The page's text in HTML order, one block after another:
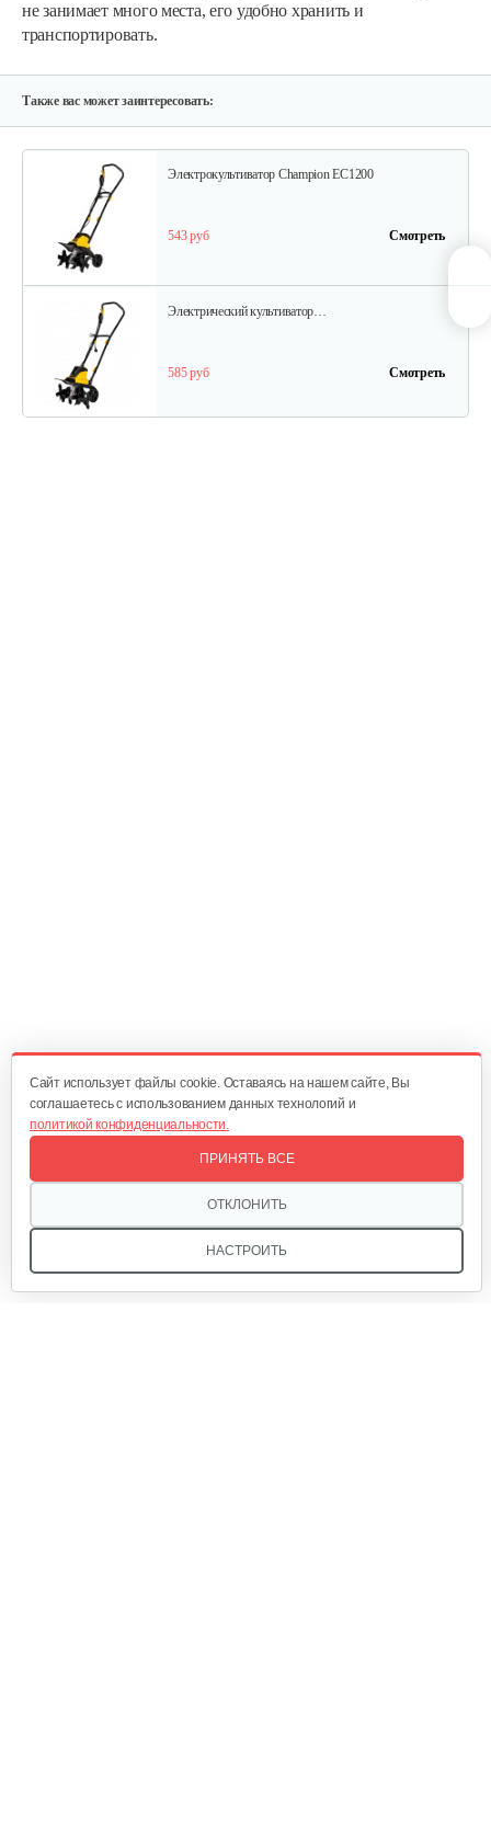
не занимает много места, его удобно хранить и
транспортировать.
Также вас может заинтересовать:
388 руб
Электрокультиватор Champion EC1200
543 руб Смотреть
Электрический культиватор…
585 руб Смотреть
Cайт использует файлы cookie. Оставаясь на нашем сайте, Вы
соглашаетесь с использованием данных технологий и
политикой конфиденциальности.
НАСТРОИТЬ
ОТКЛОНИТЬ
ПРИНЯТЬ ВСЕ